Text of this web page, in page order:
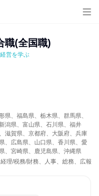
職(全国職)
営を学ぶ
県、福島県、栃木県、群馬県、
潟県、富山県、石川県、福井
滋賀県、京都府、大阪府、兵庫
、広島県、山口県、香川県、愛
、宮崎県、鹿児島県、沖縄県
理/税務/財務、人事、総務、広報/